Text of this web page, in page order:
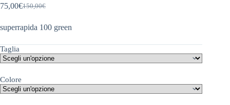
150,00€
Il
originale
150,00€.
75,00€Il
attuale
75,00€.
superrapida 100 green
Taglia
Colore